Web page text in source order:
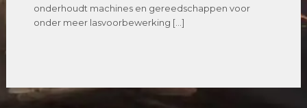
onderhoudt machines en gereedschappen voor
onder meer lasvoorbewerking […]